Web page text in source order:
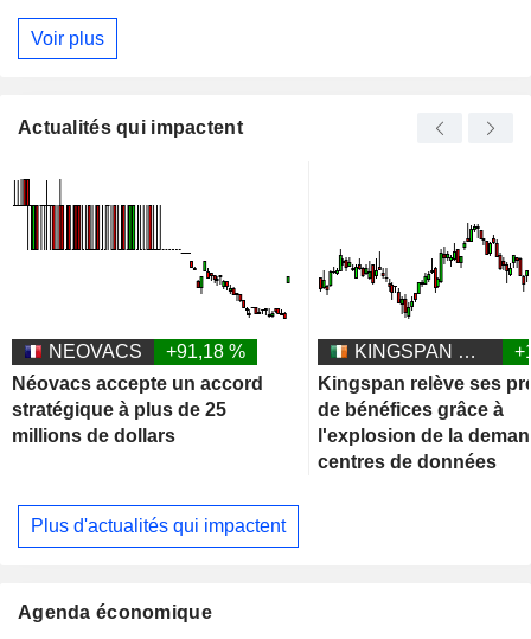
Voir plus
Actualités qui impactent
NEOVACS
+91,18 %
Néovacs accepte un accord
stratégique à plus de 25
millions de dollars
KINGSPAN GROUP PLC
Kingspan relève ses
de bénéfices grâce à
l'explosion de la
centres de données
Plus d'actualités qui impactent
Agenda économique